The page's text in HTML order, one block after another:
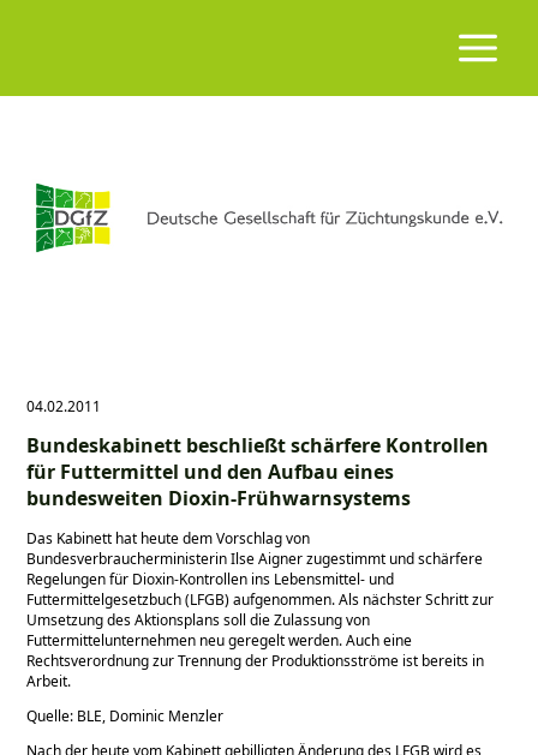
04.02.2011
Bundeskabinett beschließt schärfere Kontrollen
für Futtermittel und den Aufbau eines
bundesweiten Dioxin-Frühwarnsystems
Das Kabinett hat heute dem Vorschlag von
Bundesverbraucherministerin Ilse Aigner zugestimmt und schärfere
Regelungen für Dioxin-Kontrollen ins Lebensmittel- und
Futtermittelgesetzbuch (LFGB) aufgenommen. Als nächster Schritt zur
Umsetzung des Aktionsplans soll die Zulassung von
Futtermittelunternehmen neu geregelt werden. Auch eine
Rechtsverordnung zur Trennung der Produktionsströme ist bereits in
Arbeit.
Quelle: BLE, Dominic Menzler
Nach der heute vom Kabinett gebilligten Änderung des LFGB wird es